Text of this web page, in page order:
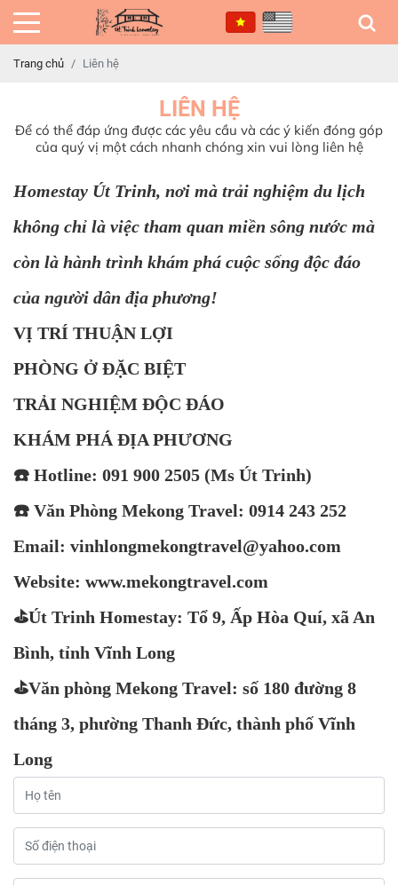
Trang chủ Liên hệ
LIÊN HỆ
Để có thể đáp ứng được các yêu cầu và các ý kiến đóng góp
của quý vị một cách nhanh chóng xin vui lòng liên hệ
Homestay Út Trinh, nơi mà trải nghiệm du lịch
không chỉ là việc tham quan miền sông nước mà
còn là hành trình khám phá cuộc sống độc đáo
của người dân địa phương!
VỊ TRÍ THUẬN LỢI
PHÒNG Ở ĐẶC BIỆT
TRẢI NGHIỆM ĐỘC ĐÁO
KHÁM PHÁ ĐỊA PHƯƠNG
☎️ Hotline: 091 900 2505 (Ms Út Trinh)
☎️ Văn Phòng Mekong Travel: 0914 243 252
Email: vinhlongmekongtravel@yahoo.com
Website: www.mekongtravel.com
⛳️Út Trinh Homestay: Tổ 9, Ấp Hòa Quí, xã An
Bình, tỉnh Vĩnh Long
⛳️Văn phòng Mekong Travel: số 180 đường 8
tháng 3, phường Thanh Đức, thành phố Vĩnh
Long